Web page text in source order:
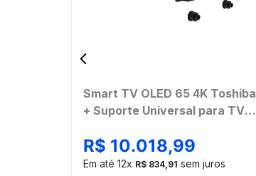
Smart TV OLED 65 4K Toshiba
+ Suporte Universal para TV
R$ 10.018,99
Em até12x R$ 834,91 sem juros